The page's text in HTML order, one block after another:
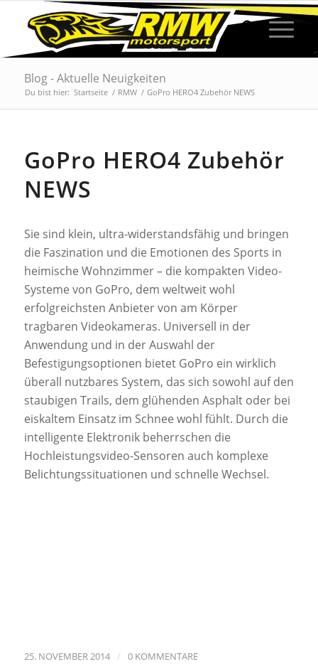
Blog - Aktuelle Neuigkeiten
Du bist hier: Startseite / RMW / GoPro HERO4 Zubehör NEWS
GoPro HERO4 Zubehör
NEWS
Sie sind klein, ultra-widerstandsfähig und bringen
die Faszination und die Emotionen des Sports in
heimische Wohnzimmer – die kompakten Video-
Systeme von GoPro, dem weltweit wohl
erfolgreichsten Anbieter von am Körper
tragbaren Videokameras. Universell in der
Anwendung und in der Auswahl der
Befestigungsoptionen bietet GoPro ein wirklich
überall nutzbares System, das sich sowohl auf den
staubigen Trails, dem glühenden Asphalt oder bei
eiskaltem Einsatz im Schnee wohl fühlt. Durch die
intelligente Elektronik beherrschen die
Hochleistungsvideo-Sensoren auch komplexe
Belichtungssituationen und schnelle Wechsel.
25. NOVEMBER 2014 / 0 KOMMENTARE